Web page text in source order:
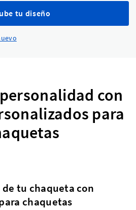
tu diseño
con
para
tu chaqueta con
chaquetas